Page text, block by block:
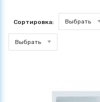
Сортировка: Выбрать
Выбрать